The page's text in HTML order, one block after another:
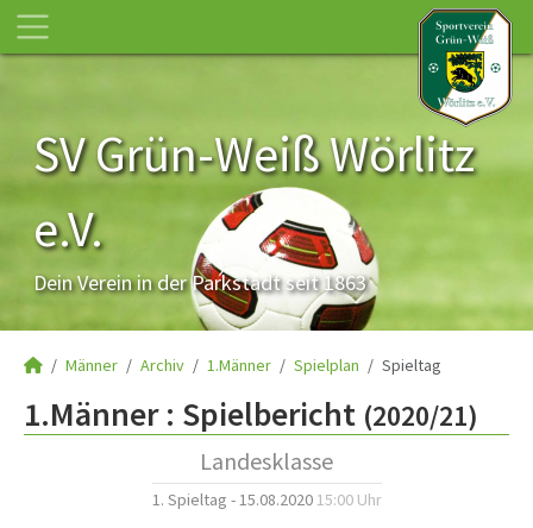
SV Grün-Weiß Wörlitz
e.V.
Dein Verein in der Parkstadt seit 1863
Männer Archiv 1.Männer Spielplan Spieltag
1.Männer : Spielbericht (2020/21)
Landesklasse
1. Spieltag - 15.08.2020 15:00 Uhr